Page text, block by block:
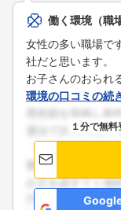
働く環境（職
女性の多い職場で
社だと思います。
お子さんのおられ
環境の口コミの続
１分で無